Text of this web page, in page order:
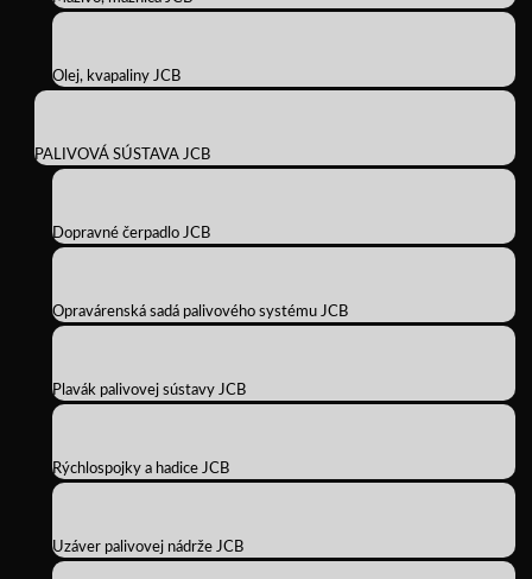
Olej, kvapaliny JCB
PALIVOVÁ SÚSTAVA JCB
Dopravné čerpadlo JCB
Opravárenská sadá palivového systému JCB
Plavák palivovej sústavy JCB
Rýchlospojky a hadice JCB
Uzáver palivovej nádrže JCB